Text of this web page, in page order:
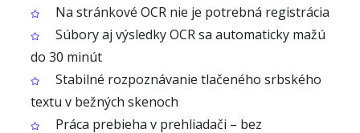
Na stránkové OCR nie je potrebná registrácia
Súbory aj výsledky OCR sa automaticky mažú
do 30 minút
Stabilné rozpoznávanie tlačeného srbského
textu v bežných skenoch
Práca prebieha v prehliadači – bez